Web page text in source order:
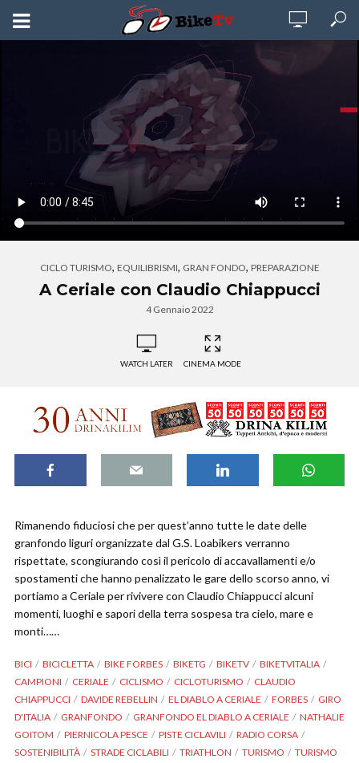
CICLO TURISMO, EQUILIBRISMI, GRAN FONDO, PREPARAZIONE
A Ceriale con Claudio Chiappucci
4 Gennaio 2022
WATCH LATER CINEMA MODE
Rimanendo fiduciosi che per quest’anno tutte le date delle
granfondo liguri organizzate dal G.S. Loabikers verranno
rispettate, scongiurando così il pericolo di accavallamenti e/o
spostamenti che hanno penalizzato le gare dello scorso anno, vi
portiamo a Ceriale per rivivere con Claudio Chiappucci alcuni
momenti, luoghi e sapori della terra sospesa tra cielo, mare e
monti……
BICI BICICLETTA BIKE FORBES BIKETG BIKETV
BIKETVITALIA
CAMPIONI
CERIALE CICLISMO CICLOTURISMO
CLAUDIO
CHIAPPUCCI
DAVIDE REBELLIN EL DIABLO A CERIALE FORBES
GIRO
D'ITALIA
GRANFONDO GRANFONDO EL DIABLO A CERIALE
NATHALIE
GOITOM
PIERNICOLA PESCE PISTE CICLAVILI
RADIO CORSA
SOSTENIBILITÀ
STRADE CICLABILI TRIATHLON TURISMO
TURISMO